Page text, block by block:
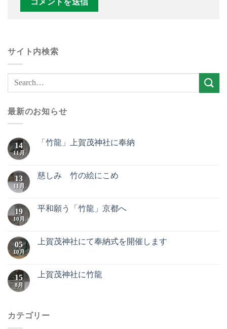
サイト内検索
最新のお知らせ
14
11月
「竹龍」上賀茂神社に奉納
13
11月
慈しみ 竹の絵にこめ
19
10月
平和願う「竹龍」京都へ
05
10月
上賀茂神社にて奉納式を開催します
15
8月
上賀茂神社に竹龍
カテゴリー